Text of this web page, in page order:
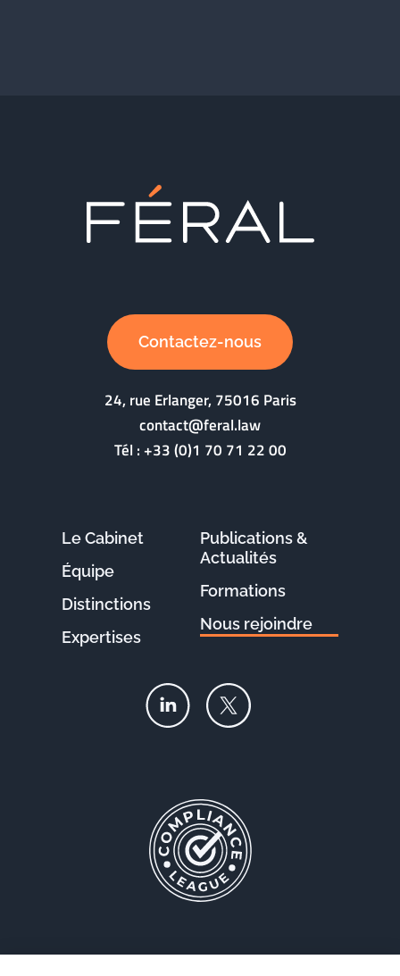
Contactez-nous
24, rue Erlanger, 75016 Paris
contact@feral.law
Tél :+33 (0)1 70 71 22 00
Le Cabinet
Équipe
Distinctions
Expertises
Publications &
Actualités
Formations
Nous rejoindre